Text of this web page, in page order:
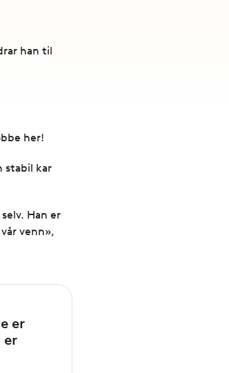
han til
her!
stabil kar
Han er
venn»,
er
er